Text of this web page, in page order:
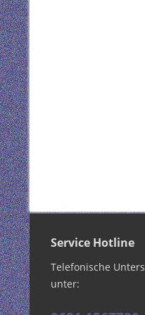
Service Hotline
Telefonische
unter: